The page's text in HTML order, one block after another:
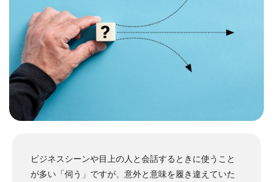
ビジネスシーンや目上の人と会話するときに使うこと
が多い「伺う」ですが、意外と意味を履き違えていた